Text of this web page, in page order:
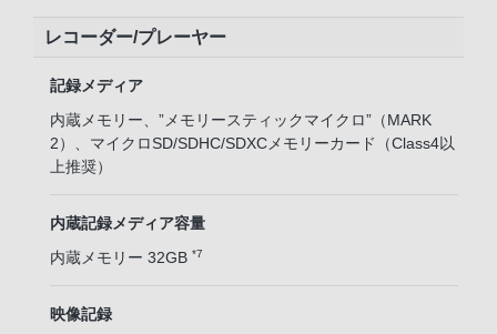
レコーダー/プレーヤー
記録メディア
内蔵メモリー、”メモリースティックマイクロ”（MARK
2）、マイクロSD/SDHC/SDXCメモリーカード（Class4以
上推奨）
内蔵記録メディア容量
内蔵メモリー 32GB *7
映像記録